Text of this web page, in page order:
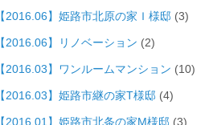
【2016.06】姫路市北原の家Ｉ様邸 (3)
【2016.06】リノベーション (2)
【2016.03】ワンルームマンション (10)
【2016.03】姫路市継の家T様邸 (4)
【2016.01】姫路市北条の家M様邸 (3)